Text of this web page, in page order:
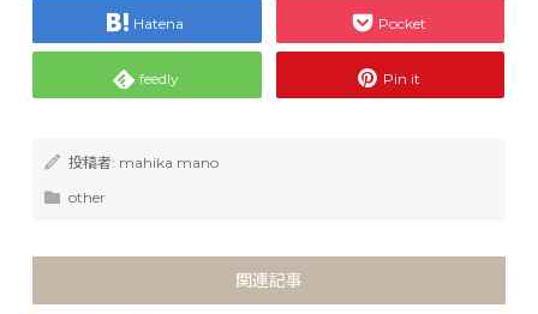
Hatena Pocket
feedly Pin it
投稿者: mahika mano
other
関連記事